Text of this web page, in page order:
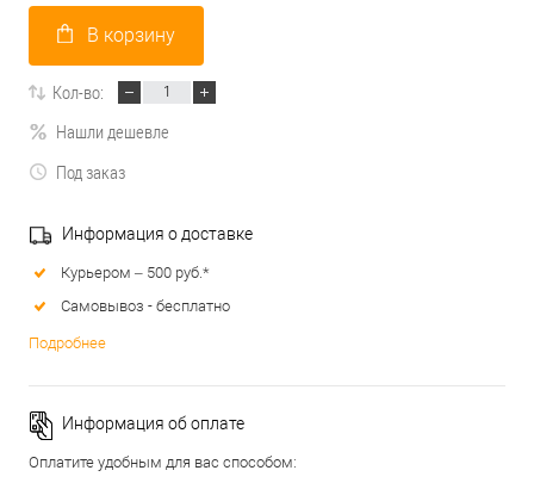
В корзину
Кол-во:
Нашли дешевле
Под заказ
Информация о доставке
Курьером – 500 руб.*
Самовывоз - бесплатно
Подробнее
Информация об оплате
Оплатите удобным для вас способом: